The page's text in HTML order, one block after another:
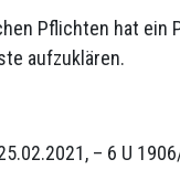
Pflichten hat
aufzuklären.
– 6 U